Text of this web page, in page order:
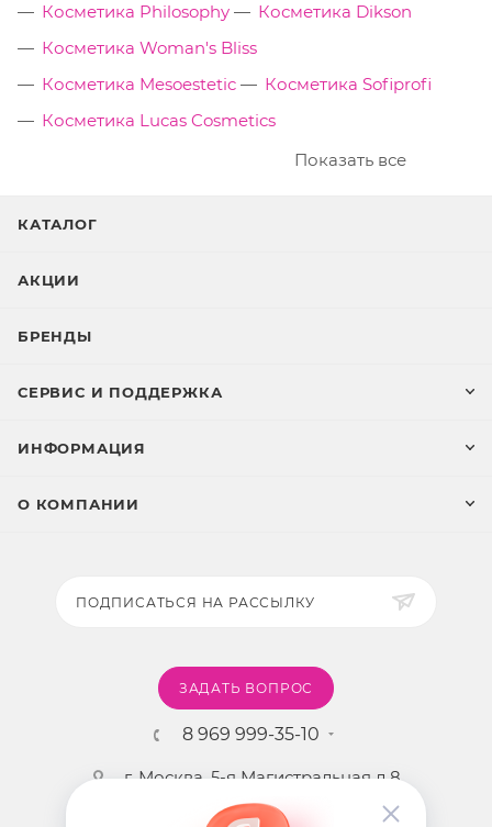
Косметика Philosophy
Косметика Dikson
Косметика Woman's Bliss
Косметика Mesoestetic
Косметика Sofiprofi
Косметика Lucas Cosmetics
Показать все
КАТАЛОГ
АКЦИИ
БРЕНДЫ
СЕРВИС И ПОДДЕРЖКА
ИНФОРМАЦИЯ
О КОМПАНИИ
ПОДПИСАТЬСЯ НА РАССЫЛКУ
ЗАДАТЬ ВОПРОС
8 969 999-35-10
г. Москва, 5-я Магистральная д.8